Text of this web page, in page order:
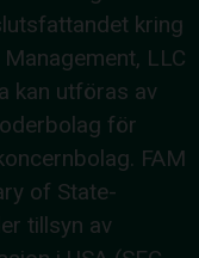
kring
LLC
kan utföras av
för
FAM
of State-
tillsyn av